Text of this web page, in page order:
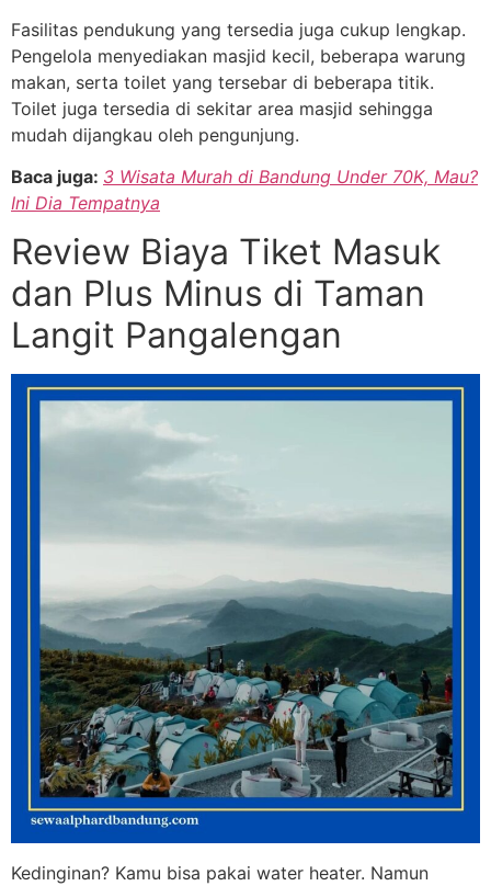
Fasilitas pendukung yang tersedia juga cukup lengkap.
Pengelola menyediakan masjid kecil, beberapa warung
makan, serta toilet yang tersebar di beberapa titik.
Toilet juga tersedia di sekitar area masjid sehingga
mudah dijangkau oleh pengunjung.
Baca juga: 3 Wisata Murah di Bandung Under 70K, Mau?
Ini Dia Tempatnya
Review Biaya Tiket Masuk
dan Plus Minus di Taman
Langit Pangalengan
Kedinginan? Kamu bisa pakai water heater. Namun